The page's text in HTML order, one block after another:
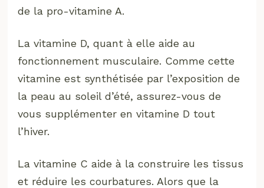
de la pro-vitamine A.
La vitamine D, quant à elle aide au
fonctionnement musculaire. Comme cette
vitamine est synthétisée par l’exposition de
la peau au soleil d’été, assurez-vous de
vous supplémenter en vitamine D tout
l’hiver.
La vitamine C aide à la construire les tissus
et réduire les courbatures. Alors que la